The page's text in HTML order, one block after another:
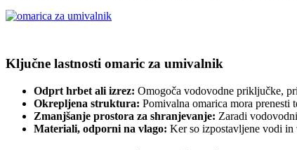
Ključne lastnosti omaric za umivalnik
Odprt hrbet ali izrez: Omogoča vodovodne priključke,
Okrepljena struktura: Pomivalna omarica mora
Zmanjšanje prostora za shranjevanje: Zaradi
Materiali, odporni na vlago: Ker so izpostavljene vodi in